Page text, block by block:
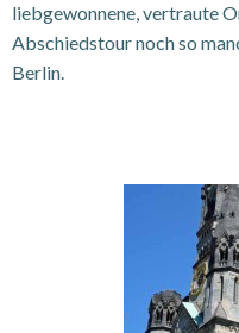
liebgewonnene, vertraute
Abschiedstour noch so
Berlin.